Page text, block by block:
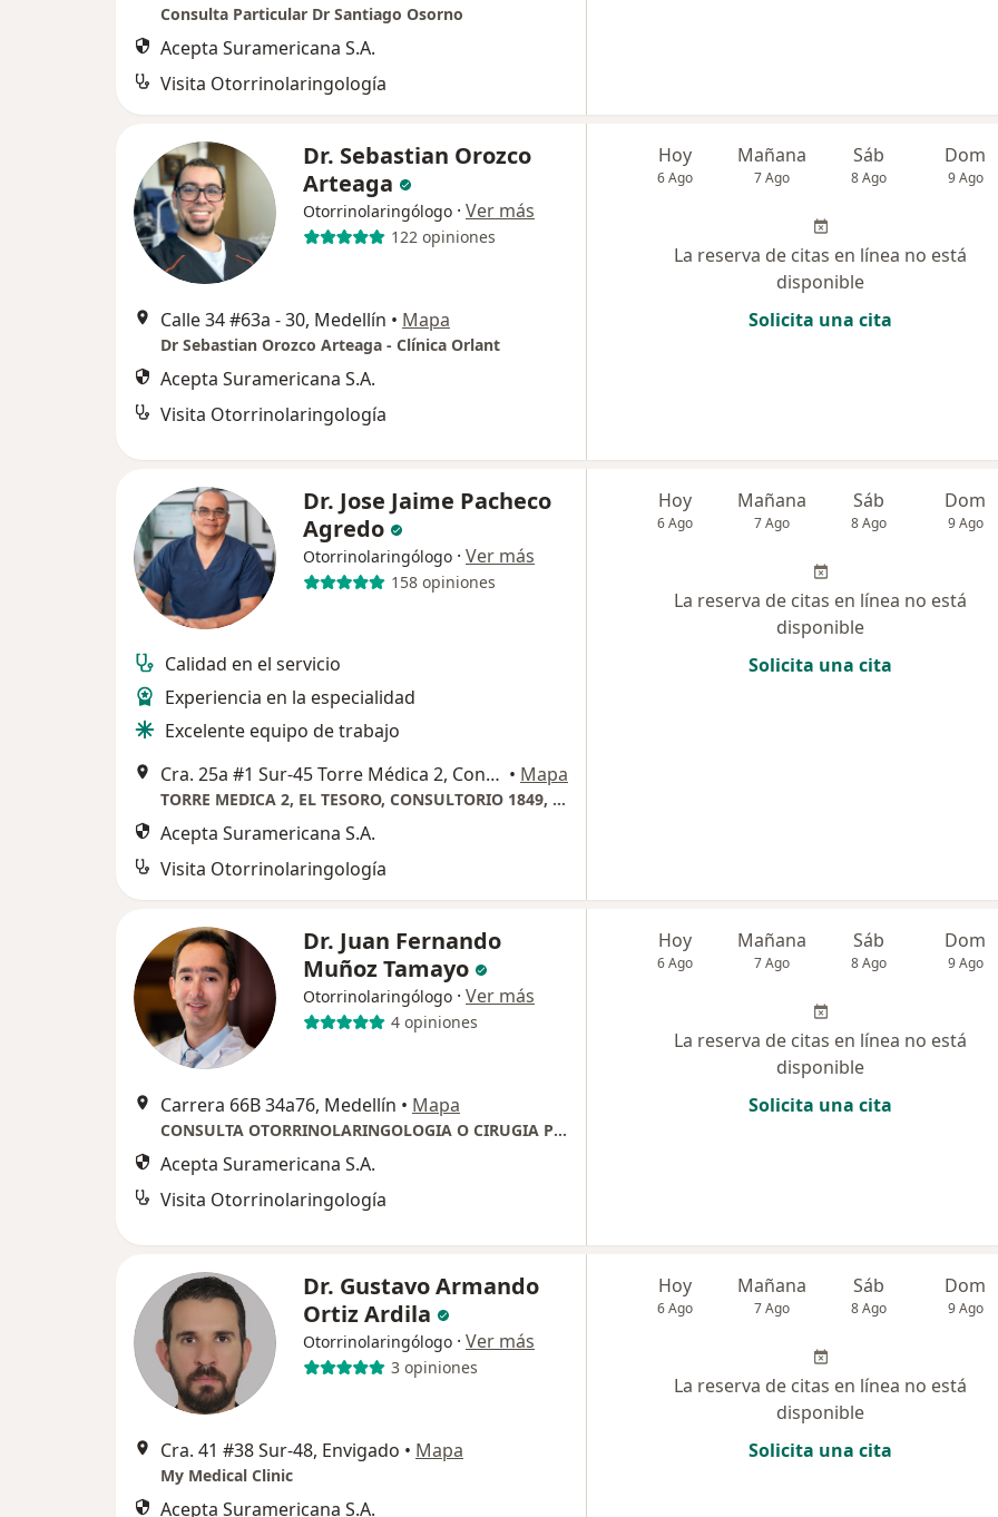
Consulta Particular Dr Santiago Osorno
Acepta Suramericana S.A.
Visita Otorrinolaringología
Dr. Sebastian Orozco
Arteaga
Otorrinolaringólogo · Ver más
122 opiniones
Calle 34 #63a - 30, Medellín • Mapa
Dr Sebastian Orozco Arteaga - Clínica Orlant
Acepta Suramericana S.A.
Visita Otorrinolaringología
Hoy
6 Ago
Mañana
7 Ago
Sáb
8 Ago
Dom
9 Ago
La reserva de citas en línea no está
disponible
Solicita una cita
Dr. Jose Jaime Pacheco
Agredo
Otorrinolaringólogo · Ver más
158 opiniones
Calidad en el servicio
Experiencia en la especialidad
Excelente equipo de trabajo
Cra. 25a #1 Sur-45 Torre Médica 2, Consultorio 1849, Medellín • Mapa
TORRE MEDICA 2, EL TESORO, CONSULTORIO 1849, VITALITY
Acepta Suramericana S.A.
Visita Otorrinolaringología
Hoy
6 Ago
Mañana
7 Ago
Sáb
8 Ago
Dom
9 Ago
La reserva de citas en línea no está
disponible
Solicita una cita
Dr. Juan Fernando
Muñoz Tamayo
Otorrinolaringólogo · Ver más
4 opiniones
Carrera 66B 34a76, Medellín • Mapa
CONSULTA OTORRINOLARINGOLOGIA O CIRUGIA PLASTICA FACIAL
Acepta Suramericana S.A.
Visita Otorrinolaringología
Hoy
6 Ago
Mañana
7 Ago
Sáb
8 Ago
Dom
9 Ago
La reserva de citas en línea no está
disponible
Solicita una cita
Dr. Gustavo Armando
Ortiz Ardila
Otorrinolaringólogo · Ver más
3 opiniones
Cra. 41 #38 Sur-48, Envigado • Mapa
My Medical Clinic
Acepta Suramericana S.A.
Hoy
6 Ago
Mañana
7 Ago
Sáb
8 Ago
Dom
9 Ago
La reserva de citas en línea no está
disponible
Solicita una cita